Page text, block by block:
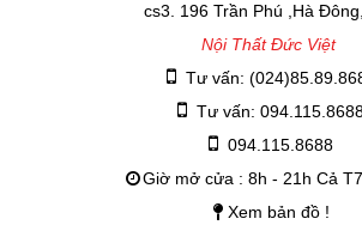
cs3. 196 Trần Phú ,Hà
Nội Thất Đức Việt
Tư vấn:
Tư vấn:
094.115.8688
Giờ mở cửa : 8h - 21h Cả
Xem bản đồ !